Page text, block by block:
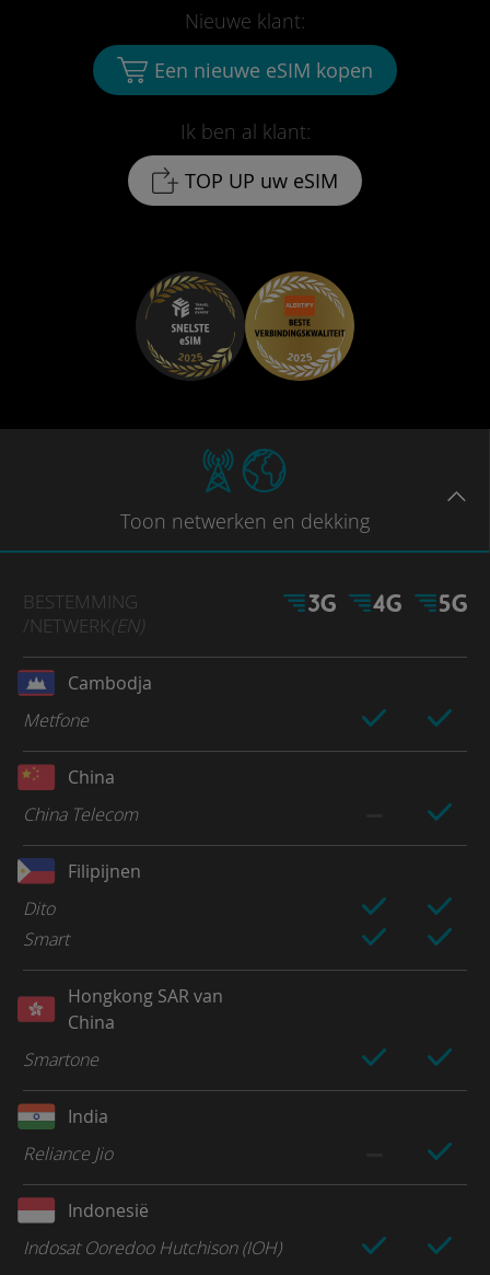
Ik ben al klant:
TOP UP uw eSIM
Nieuwe klant:
Een nieuwe eSIM kopen
Toon netwerken en dekking
BESTEMMING
/NETWERK(EN)
Cambodja
Metfone
China
China Telecom
Filipijnen
Dito
Smart
Hongkong SAR van
China
Smartone
India
Reliance Jio
Indonesië
Indosat Ooredoo Hutchison (IOH)